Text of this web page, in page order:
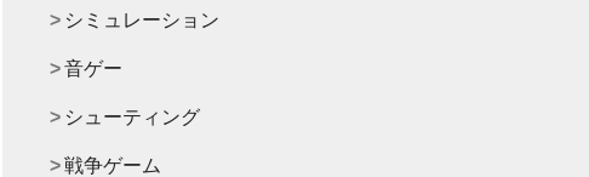
シミュレーション
音ゲー
シューティング
戦争ゲーム